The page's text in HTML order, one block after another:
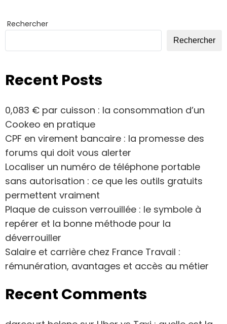
Rechercher
Rechercher
Recent Posts
0,083 € par cuisson : la consommation d’un
Cookeo en pratique
CPF en virement bancaire : la promesse des
forums qui doit vous alerter
Localiser un numéro de téléphone portable
sans autorisation : ce que les outils gratuits
permettent vraiment
Plaque de cuisson verrouillée : le symbole à
repérer et la bonne méthode pour la
déverrouiller
Salaire et carrière chez France Travail :
rémunération, avantages et accès au métier
Recent Comments